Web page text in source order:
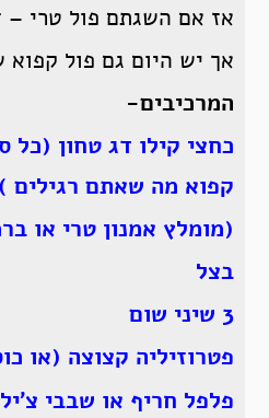
אז אם השגתם פול טרי –
אך יש היום גם פול
המרכיבים-
כחצי קילו דג טחון (כל
קפוא מה שאתם רגילים )
(מומלץ אמנון טרי או
בצל
3 שיני שום
פטרוזיליה קצוצה (או
פלפל חריף או שבבי